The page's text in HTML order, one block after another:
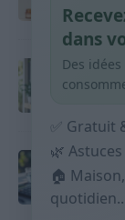
9
9
dans
Des
✅
🌿
🏠